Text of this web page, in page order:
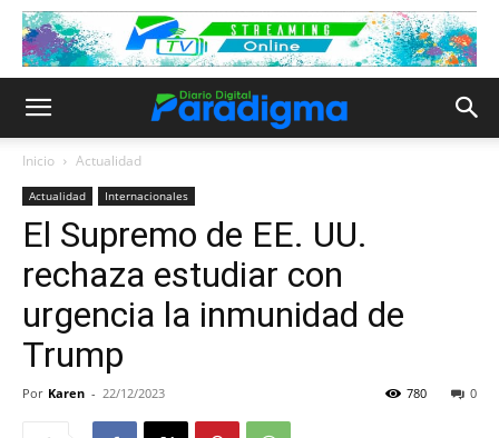
Inicio Actualidad
Actualidad Internacionales
El Supremo de EE. UU.
rechaza estudiar con
urgencia la inmunidad de
Trump
Por Karen - 22/12/2023 0
780